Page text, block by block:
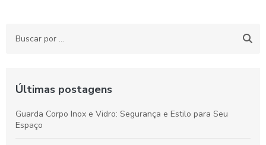
Últimas postagens
Guarda Corpo Inox e Vidro: Segurança e Estilo para Seu
Espaço